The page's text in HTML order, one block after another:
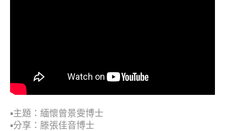
▪︎主題：緬懷曾景雯博士
▪︎分享：滕張佳音博士